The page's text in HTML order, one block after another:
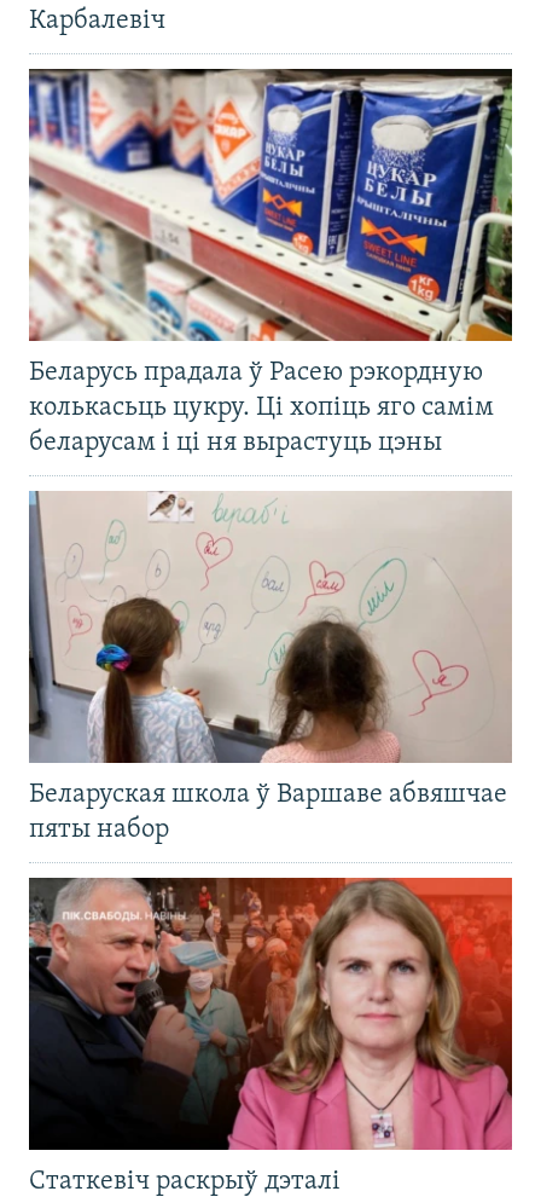
Карбалевіч
Беларусь прадала ў Расею рэкордную
колькасьць цукру. Ці хопіць яго самім
беларусам і ці ня вырастуць цэны
Беларуская школа ў Варшаве абвяшчае
пяты набор
Статкевіч раскрыў дэталі